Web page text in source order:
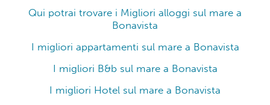
Qui potrai trovare i Migliori alloggi sul mare a
Bonavista
I migliori appartamenti sul mare a Bonavista
I migliori B&b sul mare a Bonavista
I migliori Hotel sul mare a Bonavista